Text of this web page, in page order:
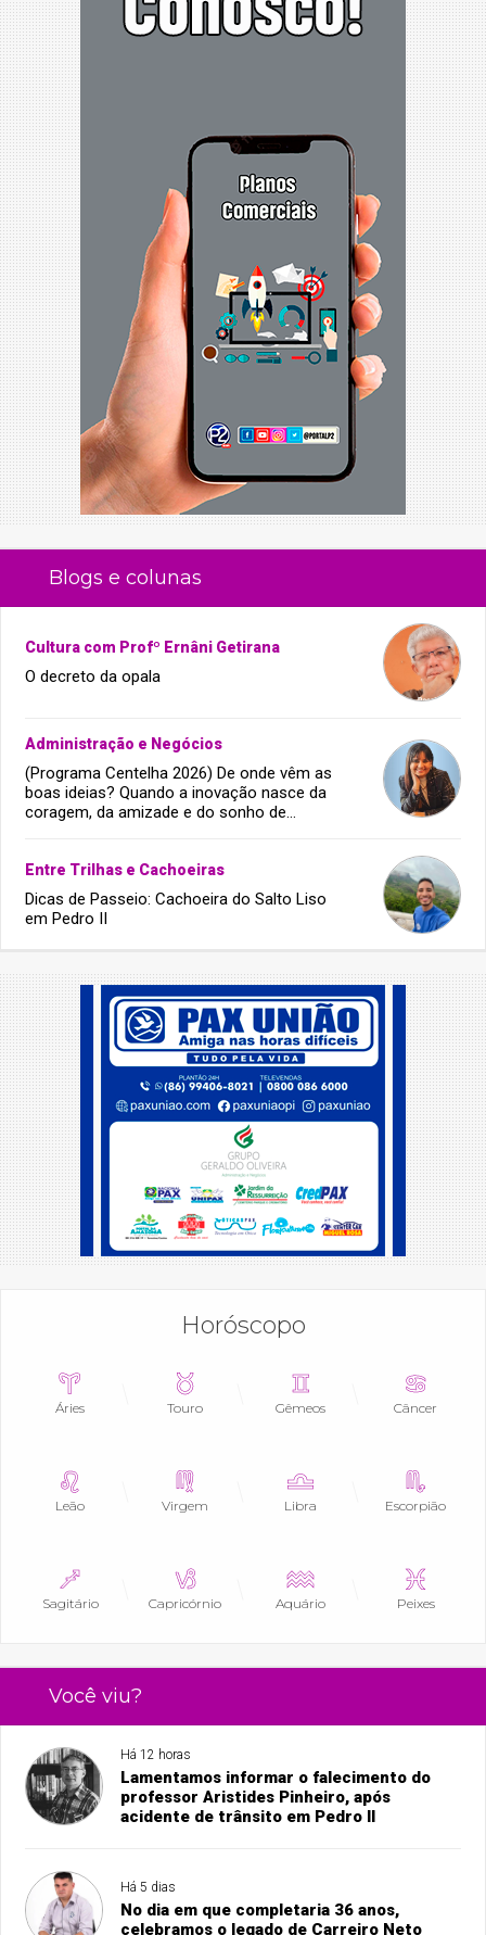
Blogs e colunas
Cultura com Profº Ernâni Getirana
O decreto da opala
Administração e Negócios
(Programa Centelha 2026) De onde vêm as
boas ideias? Quando a inovação nasce da
coragem, da amizade e do sonho de
Entre Trilhas e Cachoeiras
Dicas de Passeio: Cachoeira do Salto Liso
em Pedro II
Horóscopo
Áries Touro Gêmeos Câncer
Leão Virgem Libra Escorpião
Sagitário Capricórnio Aquário Peixes
Você viu?
Há 12 horas
Lamentamos informar o falecimento do
professor Aristides Pinheiro, após
acidente de trânsito em Pedro II
Há 5 dias
No dia em que completaria 36 anos,
celebramos o legado de Carreiro Neto